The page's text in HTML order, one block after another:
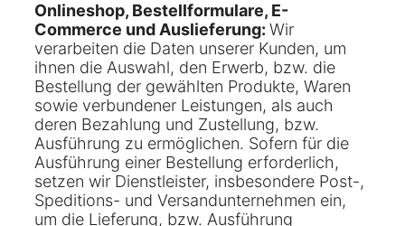
Onlineshop, Bestellformulare, E-
Commerce und Auslieferung: Wir
verarbeiten die Daten unserer Kunden, um
ihnen die Auswahl, den Erwerb, bzw. die
Bestellung der gewählten Produkte, Waren
sowie verbundener Leistungen, als auch
deren Bezahlung und Zustellung, bzw.
Ausführung zu ermöglichen. Sofern für die
Ausführung einer Bestellung erforderlich,
setzen wir Dienstleister, insbesondere Post-,
Speditions- und Versandunternehmen ein,
um die Lieferung, bzw. Ausführung